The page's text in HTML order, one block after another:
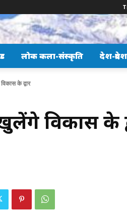
लोक कला-संस्कृति देश-प्रदेश
के द्वार
खुलेंगे विकास के